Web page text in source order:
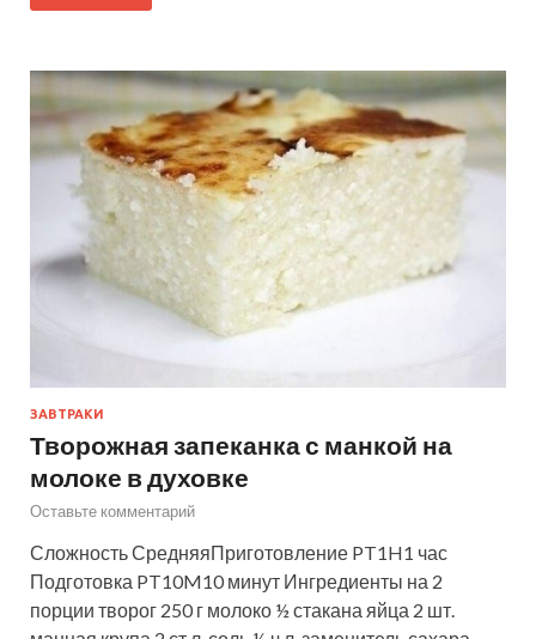
ЗАВТРАКИ
Творожная запеканка с манкой на
молоке в духовке
Оставьте комментарий
Сложность СредняяПриготовление PT1H1 час
Подготовка PT10M10 минут Ингредиенты на 2
порции творог 250 г молоко ½ стакана яйца 2 шт.